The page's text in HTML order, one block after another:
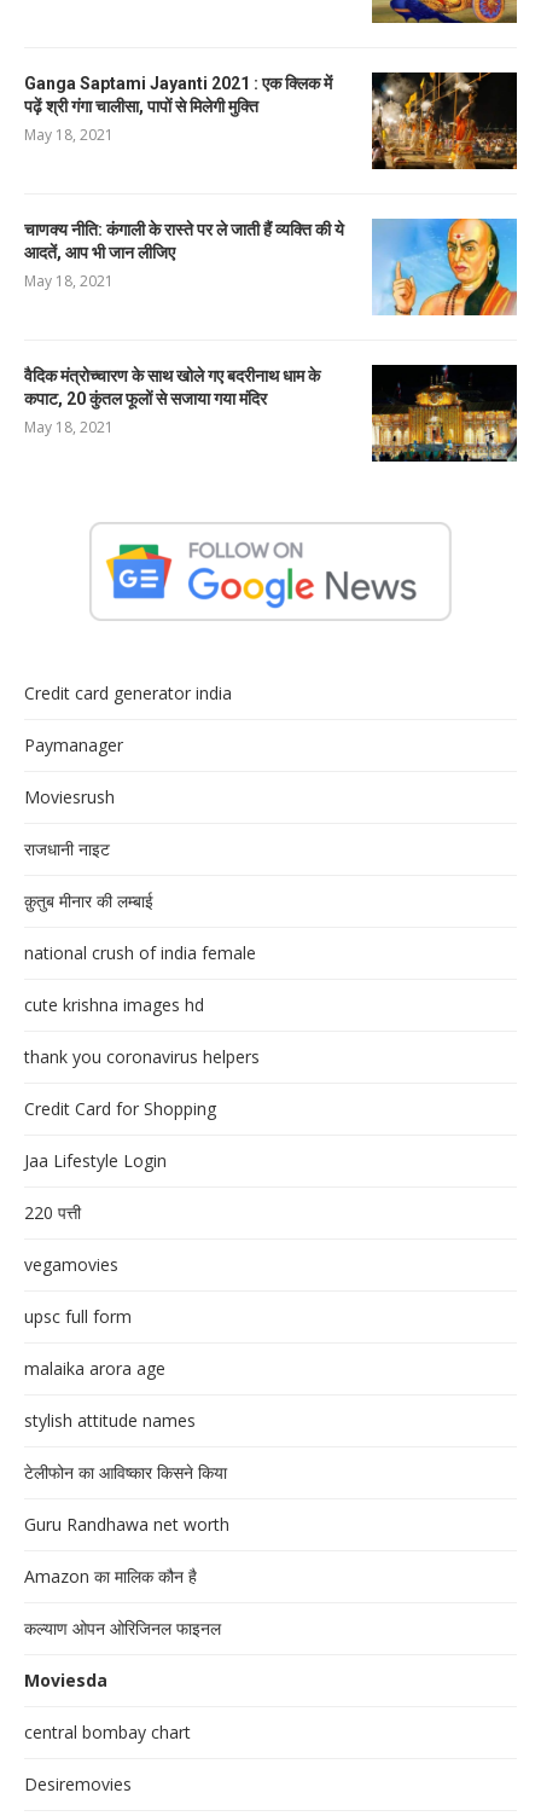
Ganga Saptami Jayanti 2021 : एक क्लिक में
पढ़ें श्री गंगा चालीसा, पापों से मिलेगी मुक्ति
May 18, 2021
चाणक्य नीति: कंगाली के रास्ते पर ले जाती हैं व्यक्ति की ये
आदतें, आप भी जान लीजिए
May 18, 2021
वैदिक मंत्रोच्चारण के साथ खोले गए बदरीनाथ धाम के
कपाट, 20 कुंतल फूलों से सजाया गया मंदिर
May 18, 2021
Credit card generator india
Paymanager
Moviesrush
राजधानी नाइट
क़ुतुब मीनार की लम्बाई
national crush of india female
cute krishna images hd
thank you coronavirus helpers
Credit Card for Shopping
Jaa Lifestyle Login
220 पत्ती
vegamovies
upsc full form
malaika arora age
stylish attitude names
टेलीफोन का आविष्कार किसने किया
Guru Randhawa net worth
Amazon का मालिक कौन है
कल्याण ओपन ओरिजिनल फाइनल
Moviesda
central bombay chart
Desiremovies